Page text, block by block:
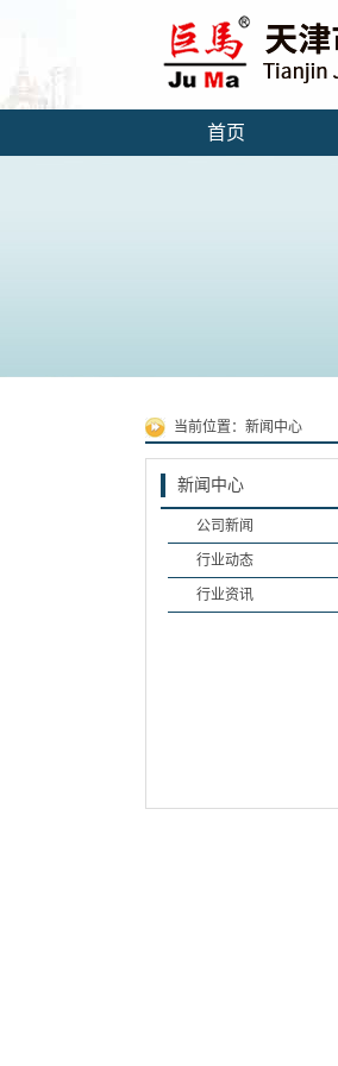
首页
当前位置： 新闻中心
新闻中心
公司新闻
行业动态
行业资讯